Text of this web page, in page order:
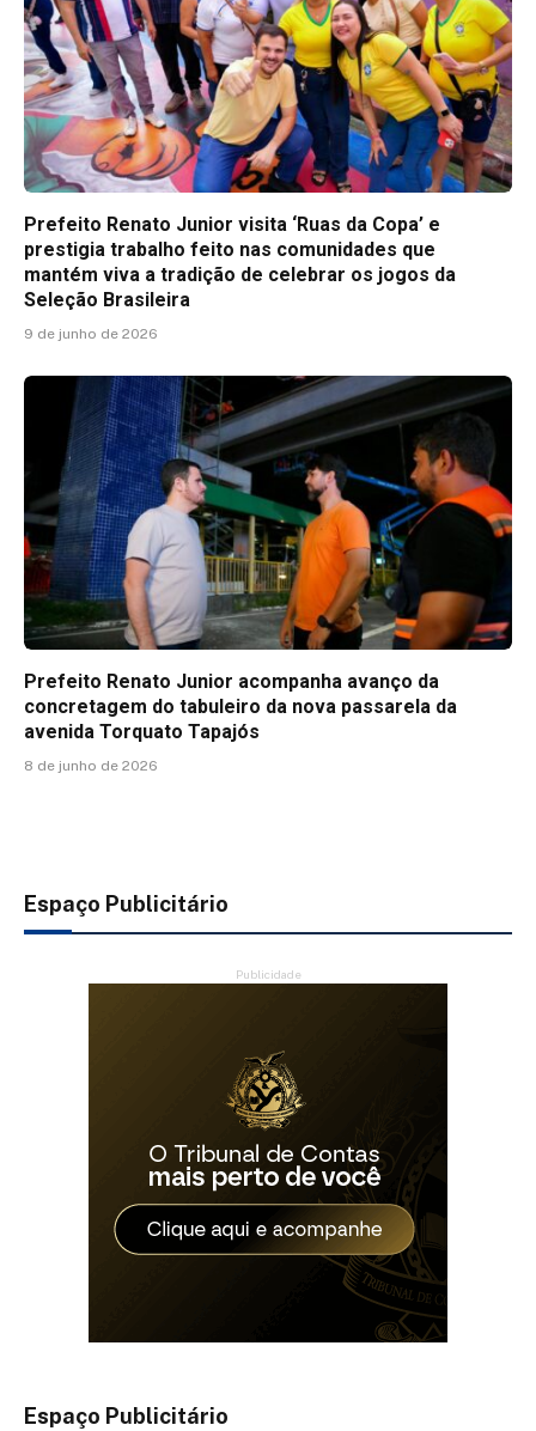
Prefeito Renato Junior visita ‘Ruas da Copa’ e
prestigia trabalho feito nas comunidades que
mantém viva a tradição de celebrar os jogos da
Seleção Brasileira
9 de junho de 2026
Prefeito Renato Junior acompanha avanço da
concretagem do tabuleiro da nova passarela da
avenida Torquato Tapajós
8 de junho de 2026
Espaço Publicitário
Publicidade
Espaço Publicitário